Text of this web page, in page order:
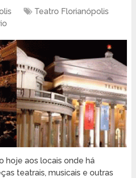
Teatro Florianópolis
hoje aos locais onde há
teatrais, musicais e outras